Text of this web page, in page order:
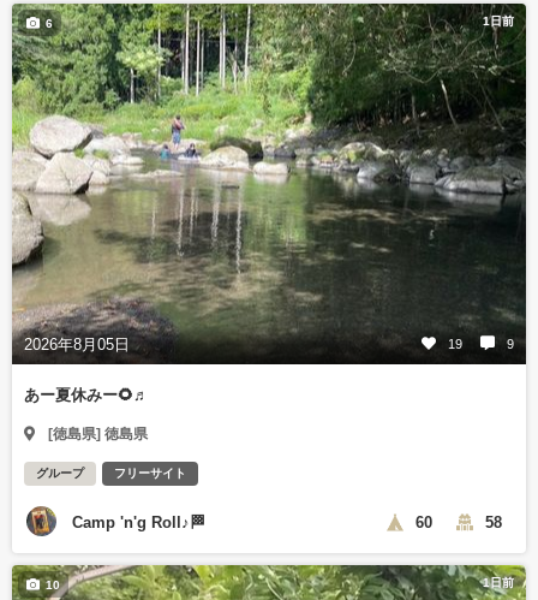
1日前
2026年8月05日 19 9
6
あー夏休みー🌻♬
[徳島県] 徳島県
グループ フリーサイト
Camp 'n'g Roll♪🏁 60 58
1日前
10